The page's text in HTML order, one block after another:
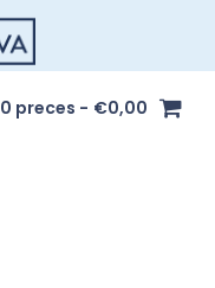
0 preces €0,00